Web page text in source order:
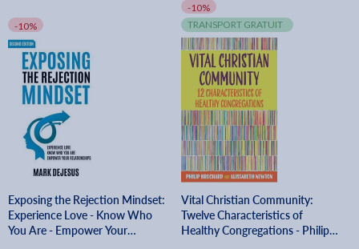
-10%
Exposing the Rejection Mindset:
Experience Love - Know Who
You Are - Empower Your
-10%
TRANSPORT GRATUIT
Vital Christian Community:
Twelve Characteristics of
Healthy Congregations - Philip